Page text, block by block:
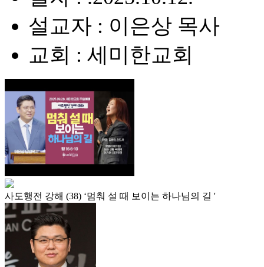
설교자 : 이은상 목사
교회 : 세미한교회
사도행전 강해 (38) ‘멈춰 설 때 보이는 하나님의 길 '